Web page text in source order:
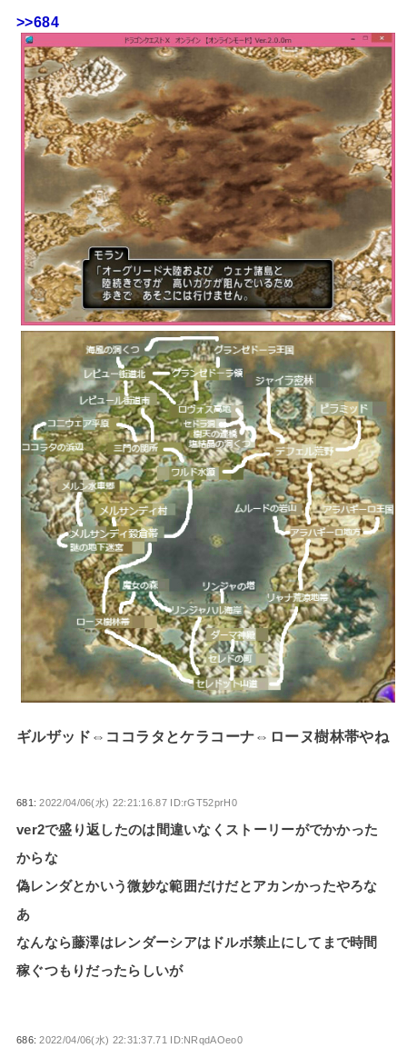
>>684
ギルザッド⇔ココラタとケラコーナ⇔ローヌ樹林帯やね
681:2022/04/06(水) 22:21:16.87 ID:rGT52prH0
ver2で盛り返したのは間違いなくストーリーがでかかった
からな
偽レンダとかいう微妙な範囲だけだとアカンかったやろな
あ
なんなら藤澤はレンダーシアはドルボ禁止にしてまで時間
稼ぐつもりだったらしいが
686:2022/04/06(水) 22:31:37.71 ID:NRqdAOeo0